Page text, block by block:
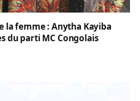
la femme : Anytha Kayiba
du parti MC Congolais